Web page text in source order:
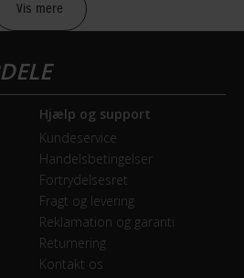
lakeret med en yderst holdbar
giver Batavus 5 års lakgaranti
der mod forventning skulle
lakken. Og skulle du være
og beskadige lakken, så
BikeShop bestille en lakstift i
så risikoen for rustangreb
Vis mere
Hjælp og support
Kundeservice
Handelsbetingelser
Fortrydelsesret
Fragt og levering
Reklamation og garanti
Returnering
Kontakt os